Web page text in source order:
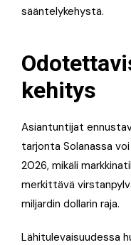
sääntelykehystä.
kehitys
Asiantuntijat
tarjonta Solanassa
2026, mikäli
merkittävä
miljardin dollarin raja.
Lähitulevaisuudessa